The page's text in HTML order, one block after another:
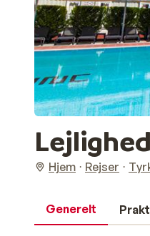
Hjem Rejser
Generelt